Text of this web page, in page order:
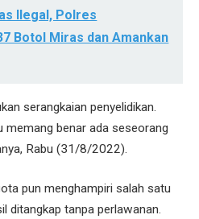
Ilegal, Polres
Botol Miras dan Amankan
serangkaian penyelidikan.
memang benar ada seseorang
Rabu (31/8/2022).
pun menghampiri salah satu
ditangkap tanpa perlawanan.